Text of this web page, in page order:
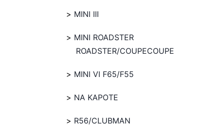
MINI III
MINI ROADSTER
ROADSTER/COUPECOUPE
MINI VI F65/F55
NA KAPOTE
R56/CLUBMAN